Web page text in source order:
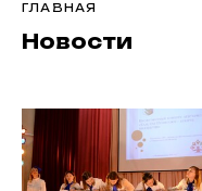
ГЛАВНАЯ
Новости